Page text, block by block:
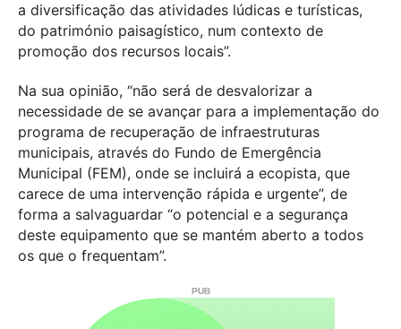
a diversificação das atividades lúdicas e turísticas,
do património paisagístico, num contexto de
promoção dos recursos locais”.
Na sua opinião, “não será de desvalorizar a
necessidade de se avançar para a implementação do
programa de recuperação de infraestruturas
municipais, através do Fundo de Emergência
Municipal (FEM), onde se incluirá a ecopista, que
carece de uma intervenção rápida e urgente”, de
forma a salvaguardar “o potencial e a segurança
deste equipamento que se mantém aberto a todos
os que o frequentam”.